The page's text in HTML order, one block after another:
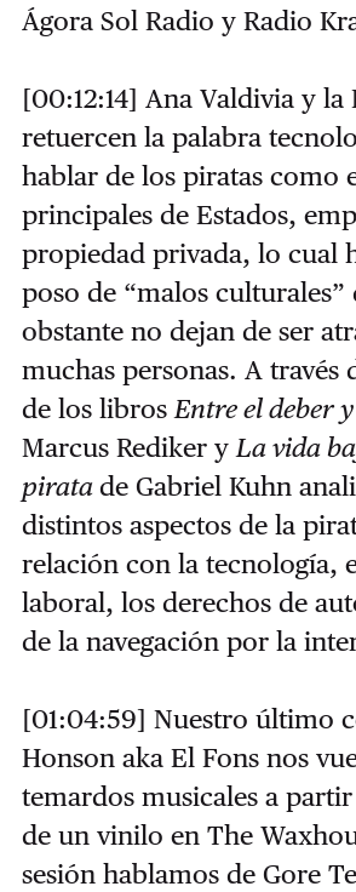
Ágora Sol Radio y Radio
[00:12:14] Ana Valdivia y la
retuercen la palabra
hablar de los piratas como
principales de Estados,
propiedad privada, lo cual
poso de “malos culturales”
obstante no dejan de ser
muchas personas. A través
de los librosEntre el deber
Marcus Rediker yLa vida
piratade Gabriel Kuhn
distintos aspectos de la
relación con la tecnología,
laboral, los derechos de
de la navegación por la
[01:04:59] Nuestro último
Honson aka El Fons nos
temardos musicales a
de un vinilo en The
sesión hablamos de Gore